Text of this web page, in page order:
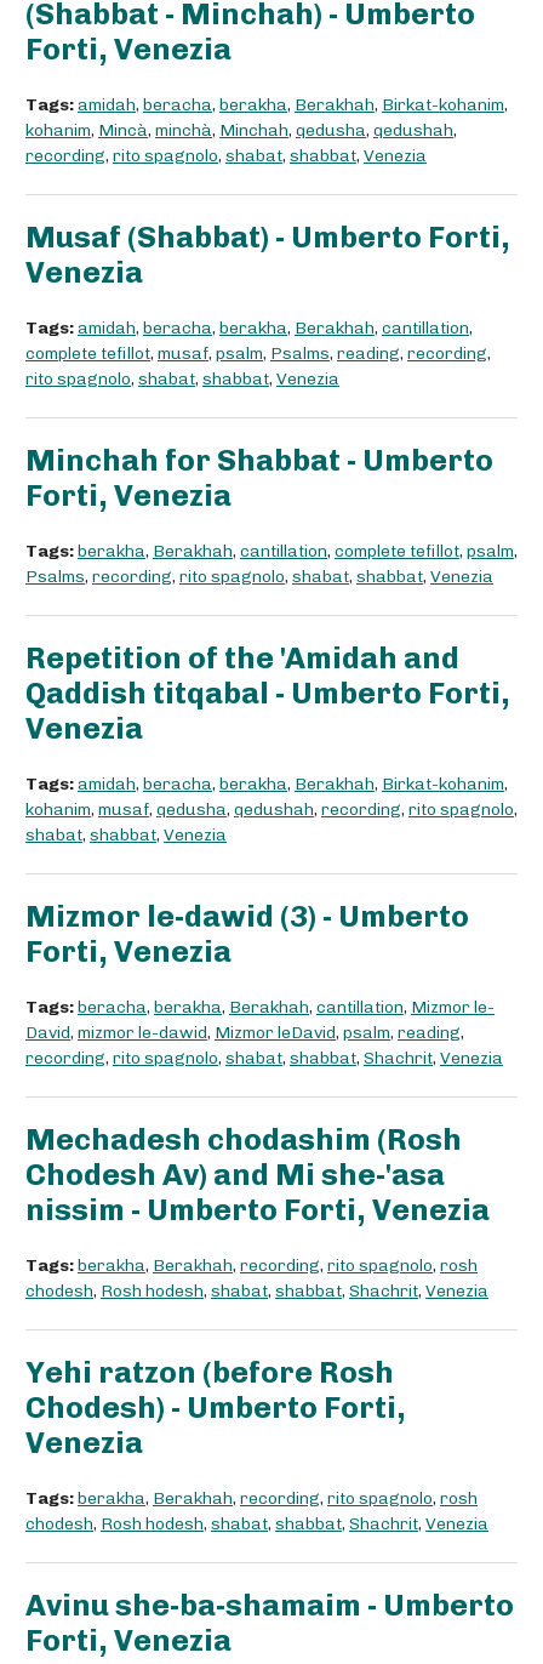
(Shabbat - Minchah) - Umberto
Forti, Venezia
Tags:amidah, beracha, berakha, Berakhah, Birkat-kohanim,
kohanim, Mincà, minchà, Minchah, qedusha, qedushah,
recording, rito spagnolo, shabat, shabbat, Venezia
Musaf (Shabbat) - Umberto Forti,
Venezia
Tags:amidah, beracha, berakha, Berakhah, cantillation,
complete tefillot, musaf, psalm, Psalms, reading, recording,
rito spagnolo, shabat, shabbat, Venezia
Minchah for Shabbat - Umberto
Forti, Venezia
Tags:berakha, Berakhah, cantillation, complete tefillot, psalm,
Psalms, recording, rito spagnolo, shabat, shabbat, Venezia
Repetition of the 'Amidah and
Qaddish titqabal - Umberto Forti,
Venezia
Tags:amidah, beracha, berakha, Berakhah, Birkat-kohanim,
kohanim, musaf, qedusha, qedushah, recording, rito spagnolo,
shabat, shabbat, Venezia
Mizmor le-dawid (3) - Umberto
Forti, Venezia
Tags:beracha, berakha, Berakhah, cantillation, Mizmor le-
David, mizmor le-dawid, Mizmor leDavid, psalm, reading,
recording, rito spagnolo, shabat, shabbat, Shachrit, Venezia
Mechadesh chodashim (Rosh
Chodesh Av) and Mi she-'asa
nissim - Umberto Forti, Venezia
Tags:berakha, Berakhah, recording, rito spagnolo, rosh
chodesh, Rosh hodesh, shabat, shabbat, Shachrit, Venezia
Yehi ratzon (before Rosh
Chodesh) - Umberto Forti,
Venezia
Tags:berakha, Berakhah, recording, rito spagnolo, rosh
chodesh, Rosh hodesh, shabat, shabbat, Shachrit, Venezia
Avinu she-ba-shamaim - Umberto
Forti, Venezia